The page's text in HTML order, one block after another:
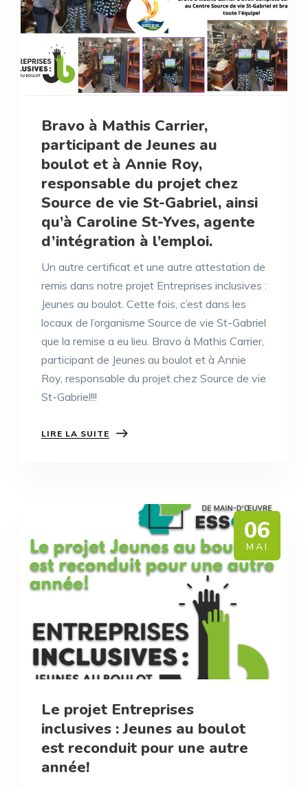
Bravo à Mathis Carrier,
participant de Jeunes au
boulot et à Annie Roy,
responsable du projet chez
Source de vie St-Gabriel, ainsi
qu’à Caroline St-Yves, agente
d’intégration à l’emploi.
Un autre certificat et une autre attestation de
remis dans notre projet Entreprises inclusives :
Jeunes au boulot. Cette fois, c’est dans les
locaux de l’organisme Source de vie St-Gabriel
que la remise a eu lieu. Bravo à Mathis Carrier,
participant de Jeunes au boulot et à Annie
Roy, responsable du projet chez Source de vie
St-Gabriel!!!
LIRE LA SUITE
06
MAI
Le projet Entreprises
inclusives : Jeunes au boulot
est reconduit pour une autre
année!